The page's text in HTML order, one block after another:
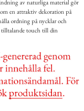
av naturliga material gör
en attraktiv dekoration på
ordning på nycklar och
tilltalande touch till din